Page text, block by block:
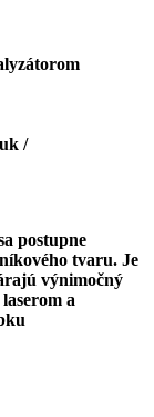
/
postupne
tvaru. Je
výnimočný
a